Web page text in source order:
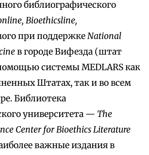
библиографического
Bioethicsline,
при поддержкеNational
в городе Вифезда (штат
системы MEDLARS как
Штатах, так и во всем
Библиотека
университета — The
Center for Bioethics Literature
важные издания в